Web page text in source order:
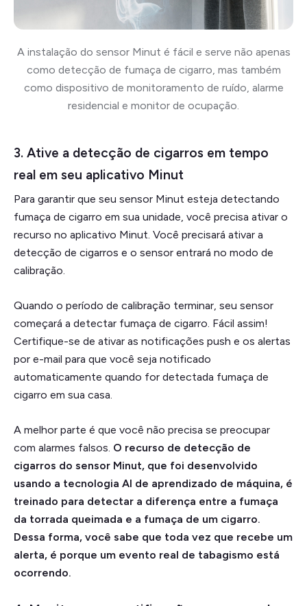
A instalação do sensor Minut é fácil e serve não apenas
como detecção de fumaça de cigarro, mas também
como dispositivo de monitoramento de ruído, alarme
residencial e monitor de ocupação.
3. Ative a detecção de cigarros em tempo
real em seu aplicativo Minut
Para garantir que seu sensor Minut esteja detectando
fumaça de cigarro em sua unidade, você precisa ativar o
recurso no aplicativo Minut. Você precisará ativar a
detecção de cigarros e o sensor entrará no modo de
calibração.
Quando o período de calibração terminar, seu sensor
começará a detectar fumaça de cigarro. Fácil assim!
Certifique-se de ativar as notificações push e os alertas
por e-mail para que você seja notificado
automaticamente quando for detectada fumaça de
cigarro em sua casa.
A melhor parte é que você não precisa se preocupar
com alarmes falsos. O recurso de detecção de
cigarros do sensor Minut, que foi desenvolvido
usando a tecnologia AI de aprendizado de máquina, é
treinado para detectar a diferença entre a fumaça
da torrada queimada e a fumaça de um cigarro.
Dessa forma, você sabe que toda vez que recebe um
alerta, é porque um evento real de tabagismo está
ocorrendo.